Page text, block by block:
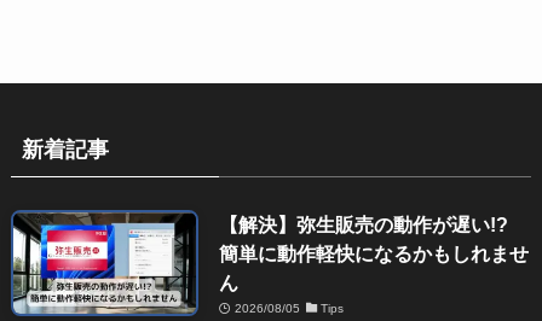
新着記事
【解決】弥生販売の動作が遅い!?
簡単に動作軽快になるかもしれませ
ん
2026/08/05 Tips